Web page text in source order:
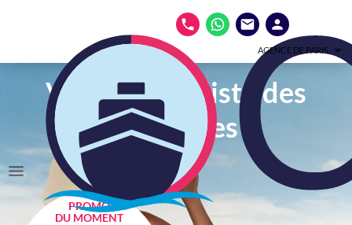
AGENCE DE PARIS
Votre spécialiste des
croisières
PROMO
DU MOMENT